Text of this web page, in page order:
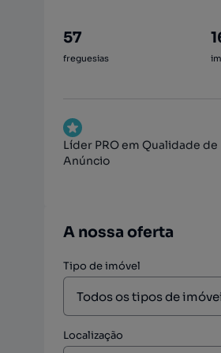
57
freguesias
Líder PRO em Qualidade de
Anúncio
A nossa oferta
Tipo de imóvel
Localização